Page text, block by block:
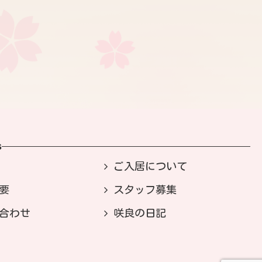
ご入居について
スタッフ募集
わせ 咲良の日記